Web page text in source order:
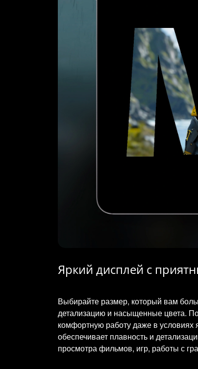
Яркий дисплей с
Выбирайте размер, который вам
детализацию и насыщенные цвета.
комфортную работу даже в условиях
обеспечивает плавность и
просмотра фильмов, игр, работы с